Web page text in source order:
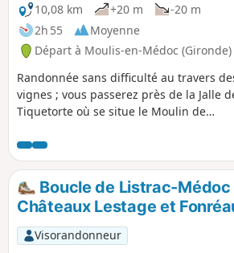
10,08 km
+20 m
-20 m
2h 55
Moyenne
Départ à Moulis-en-Médoc (Gironde)
Randonnée sans difficulté au travers
vignes ; vous passerez près de la Jalle
Tiquetorte où se situe le Moulin de
Boucle de Listrac-Médoc
Châteaux Lestage et
Visorandonneur